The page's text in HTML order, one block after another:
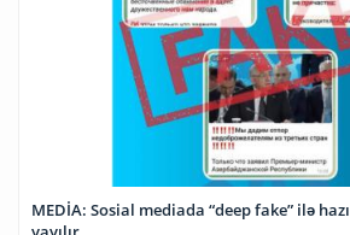
MEDİA: Sosial mediada “deep fake” ilə